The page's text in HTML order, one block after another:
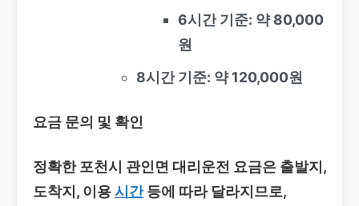
6시간 기준: 약 80,000
원
8시간 기준: 약 120,000원
요금 문의 및 확인
정확한포천시 관인면 대리운전 요금은 출발지,
도착지, 이용시간등에 따라 달라지므로,